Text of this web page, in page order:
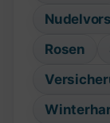
Rosen